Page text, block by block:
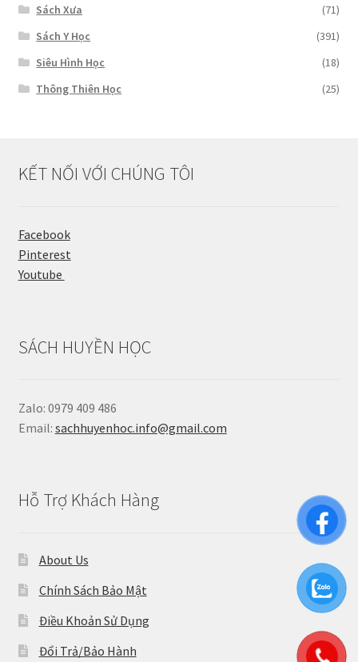
Sách Xưa
(71)
Sách Y Học
(391)
Siêu Hình Học
(18)
Thông Thiên Học
(25)
KẾT NỐI VỚI CHÚNG TÔI
Facebook
Pinterest
Youtube
SÁCH HUYỀN HỌC
Zalo: 0979 409 486
Email: sachhuyenhoc.info@gmail.com
Hỗ Trợ Khách Hàng
About Us
Chính Sách Bảo Mật
Điều Khoản Sử Dụng
Đổi Trả/Bảo Hành